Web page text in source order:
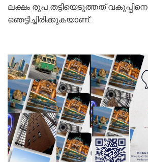
ലക്ഷം രൂപ തട്ടിയെടുത്തത് വകുപ്പിനെ
ഞെട്ടിച്ചിരിക്കുകയാണ്.